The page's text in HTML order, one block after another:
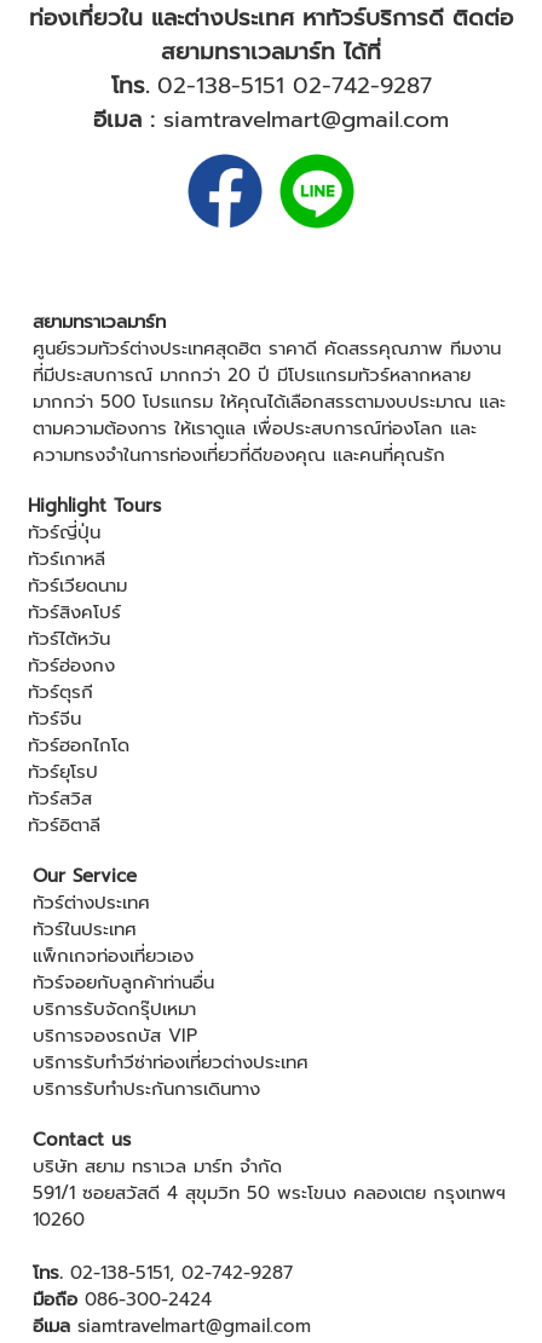
ท่องเที่ยวใน และต่างประเทศ หาทัวร์บริการดี ติดต่อ
สยามทราเวลมาร์ท ได้ที่
โทร. 02-138-5151 02-742-9287
อีเมล : siamtravelmart@gmail.com
สยามทราเวลมาร์ท
ศูนย์รวมทัวร์ต่างประเทศสุดฮิต ราคาดี คัดสรรคุณภาพ ทีมงาน
ที่มีประสบการณ์ มากกว่า 20 ปี มีโปรแกรมทัวร์หลากหลาย
มากกว่า 500 โปรแกรม ให้คุณได้เลือกสรรตามงบประมาณ และ
ตามความต้องการ ให้เราดูแล เพื่อประสบการณ์ท่องโลก และ
ความทรงจำในการท่องเที่ยวที่ดีของคุณ และคนที่คุณรัก
Highlight Tours
ทัวร์ญี่ปุ่น
ทัวร์เกาหลี
ทัวร์เวียดนาม
ทัวร์สิงคโปร์
ทัวร์ไต้หวัน
ทัวร์ฮ่องกง
ทัวร์ตุรกี
ทัวร์จีน
ทัวร์ฮอกไกโด
ทัวร์ยุโรป
ทัวร์สวิส
ทัวร์อิตาลี
Our Service
ทัวร์ต่างประเทศ
ทัวร์ในประเทศ
แพ็กเกจท่องเที่ยวเอง
ทัวร์จอยกับลูกค้าท่านอื่น
บริการรับจัดกรุ๊ปเหมา
บริการจองรถบัส VIP
บริการรับทำวีซ่าท่องเที่ยวต่างประเทศ
บริการรับทำประกันการเดินทาง
Contact us
บริษัท สยาม ทราเวล มาร์ท จำกัด
591/1 ซอยสวัสดี 4 สุขุมวิท 50 พระโขนง คลองเตย กรุงเทพฯ
10260
โทร. 02-138-5151, 02-742-9287
มือถือ 086-300-2424
อีเมล siamtravelmart@gmail.com